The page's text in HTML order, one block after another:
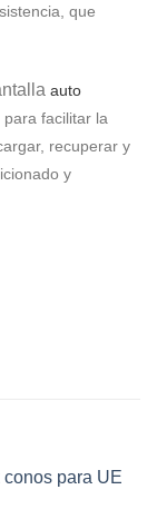
que
auto
facilitar la
recuperar y
y